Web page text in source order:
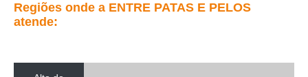
veterinário para castrar gato Sumaré
Regiões onde a ENTRE PATAS E PELOS
atende: